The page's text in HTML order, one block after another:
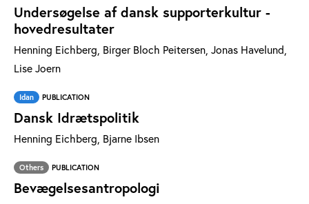
Undersøgelse af dansk supporterkultur -
hovedresultater
Henning Eichberg, Birger Bloch Peitersen, Jonas Havelund,
Lise Joern
Idan PUBLICATION
Dansk Idrætspolitik
Henning Eichberg, Bjarne Ibsen
Others PUBLICATION
Bevægelsesantropologi